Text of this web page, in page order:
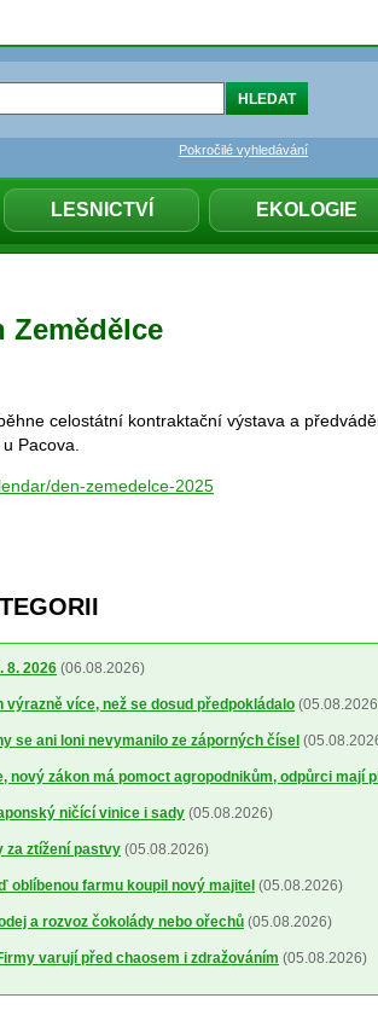
LESNICTVÍ EKOLOGIE
Pokročilé vyhledávání
Zemědělce
celostátní kontraktační výstava a
Pacova.
den-zemedelce-2025
8. 2026 (06.08.2026)
výrazně více, než se dosud předpokládalo
se ani loni nevymanilo ze záporných čísel
nový zákon má pomoct agropodnikům, odpůrci mají
ničící vinice i sady (05.08.2026)
za ztížení pastvy (05.08.2026)
oblíbenou farmu koupil nový majitel (05.08.2026)
a rozvoz čokolády nebo ořechů (05.08.2026)
varují před chaosem i zdražováním (05.08.2026)